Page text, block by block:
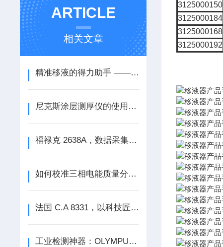
ARTICLE
相关文章
精准移液的得力助手 ——Eppendorf Research plus 单道可调移液器
尼克斯涂层测厚仪的使用指南
福禄克 2638A，数据采集的‘全能大师’，精准洞察每个细节！
如何校准三相电能质量分析仪？
法国 C.A 8331，以科技匠心，雕琢电能质量分析的优秀品牌
工业检测神器：OLYMPUS超声波测厚仪27MG——从实验室到严苛现场的全能之选
3125000150
3125000184
3125000168
3125000192